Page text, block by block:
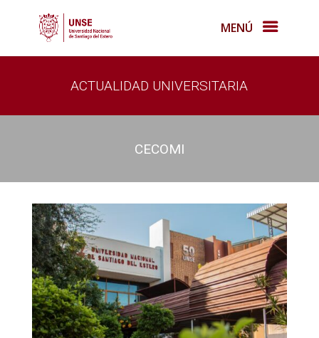
MENÚ
ACTUALIDAD UNIVERSITARIA
CECOMI